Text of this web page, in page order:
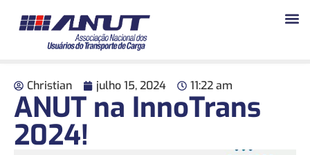
Christian julho 15, 2024 11:22 am
ANUT na InnoTrans
2024!